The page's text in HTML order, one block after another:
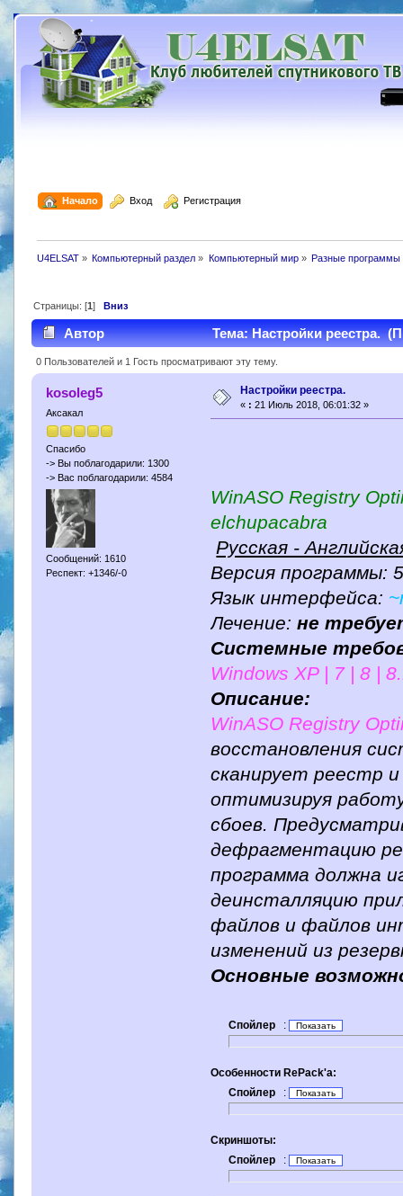
Начало Вход Регистрация
U4ELSAT» Компьютерный раздел » Компьютерный мир» Разные программы
Страницы: [1] Вниз
Автор Тема: Настройки реестра.
0 Пользователей и 1 Гость просматривают эту тему.
kosoleg5
Аксакал
Спасибо
-> Вы поблагодарили: 1300
-> Вас поблагодарили: 4584
Сообщений: 1610
Респект: +1346/-0
Настройки реестра.
« : 21 Июль 2018, 06:01:32 »
WinASO Registry
elchupacabra
Русская -
Версия программы:
Язык интерфейса:
Лечение:не
Системные
Windows XP | 7 | 8 |
Описание:
WinASO Registry
восстановления
сканирует реестр
оптимизируя
сбоев.
дефрагментацию
программа должна
деинсталляцию
файлов и файлов
изменений из
Основные
Спойлер :
Особенности RePack'a:
Спойлер
:
Скриншоты:
Спойлер
: